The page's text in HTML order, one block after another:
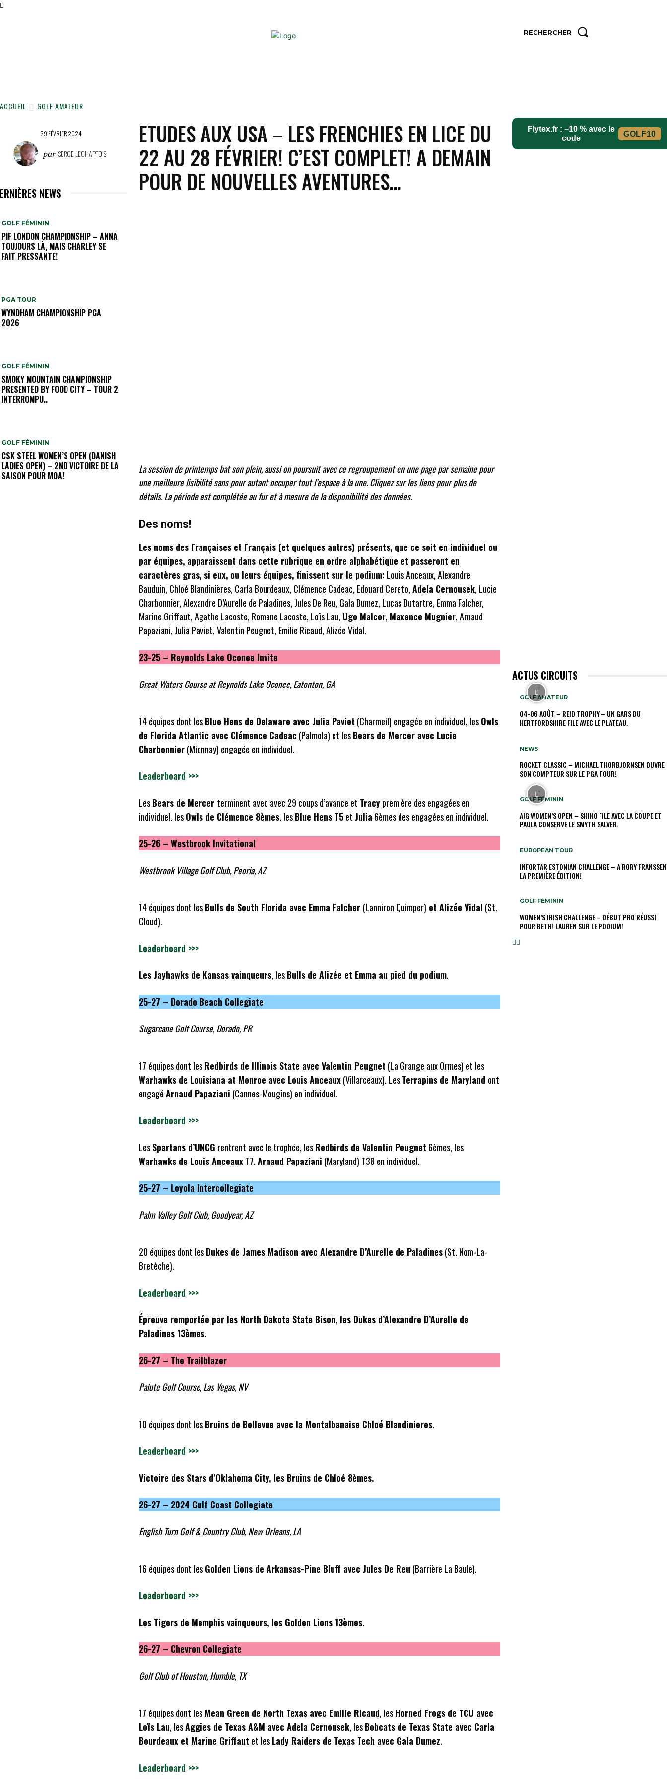
RECHERCHER
ACCUEIL GOLF AMATEUR
29 FÉVRIER 2024
par SERGE LECHAPTOIS
NEWS
GOLF FÉMININ
PIF LONDON CHAMPIONSHIP – ANNA
TOUJOURS LÀ, MAIS CHARLEY SE
FAIT PRESSANTE!
PGA TOUR
WYNDHAM CHAMPIONSHIP PGA
2026
GOLF FÉMININ
SMOKY MOUNTAIN CHAMPIONSHIP
PRESENTED BY FOOD CITY – TOUR 2
INTERROMPU..
GOLF FÉMININ
CSK STEEL WOMEN’S OPEN (DANISH
LADIES OPEN) – 2ND VICTOIRE DE LA
SAISON POUR MOA!
ETUDES AUX USA – LES FRENCHIES EN LICE DU
22 AU 28 FÉVRIER! C’EST COMPLET! A DEMAIN
POUR DE NOUVELLES AVENTURES…
La session de printemps bat son plein, aussi on poursuit avec ce regroupement en une page par semaine pour
une meilleure lisibilité sans pour autant occuper tout l’espace à la une. Cliquez sur les liens pour plus de
détails.La période est complétée au fur et à mesure de la disponibilité des données.
Des noms!
Les noms des Françaises et Français (et quelques autres) présents, que ce soit en individuel ou
par équipes, apparaissent dans cette rubrique en ordre alphabétique et passeront en
caractères gras, si eux, ou leurs équipes, finissent sur le podium: Louis Anceaux, Alexandre
Bauduin, Chloé Blandinières, Carla Bourdeaux, Clémence Cadeac, Edouard Cereto,Adela Cernousek, Lucie
Charbonnier, Alexandre D’Aurelle de Paladines, Jules De Reu, Gala Dumez, Lucas Dutartre, Emma Falcher,
Marine Griffaut, Agathe Lacoste, Romane Lacoste, Loïs Lau, Ugo Malcor, Maxence Mugnier, Arnaud
Papaziani, Julia Paviet, Valentin Peugnet, Emilie Ricaud, Alizée Vidal.
23-25 – Reynolds Lake Oconee Invite
Great Waters Course at Reynolds Lake Oconee, Eatonton, GA
14 équipes dont lesBlue Hens de Delaware avec Julia Paviet (Charmeil) engagée en individuel, lesOwls
de Florida Atlantic avec Clémence Cadeac (Palmola) et lesBears de Mercer avec Lucie
Charbonnier(Mionnay) engagée en individuel.
Leaderboard >>>
LesBears de Mercer terminent avec avec 29 coups d’avance et Tracypremière des engagées en
individuel, lesOwls de Clémence 8èmes, lesBlue Hens T5et Julia 6èmes des engagées en individuel.
25-26 – Westbrook Invitational
Westbrook Village Golf Club, Peoria, AZ
14 équipes dont lesBulls de South Florida avec Emma Falcher (Lanniron Quimper) et Alizée Vidal (St.
Cloud).
Leaderboard >>>
Les Jayhawks de Kansas vainqueurs, lesBulls deAlizée et Emma au pied du podium.
25-27 – Dorado Beach Collegiate
Sugarcane Golf Course, Dorado, PR
17 équipes dont lesRedbirds de Illinois State avec Valentin Peugnet (La Grange aux Ormes) et les
Warhawks de Louisiana at Monroe avec Louis Anceaux(Villarceaux). LesTerrapins de Maryland ont
engagéArnaud Papaziani (Cannes-Mougins) en individuel.
Leaderboard >>>
LesSpartans d’UNCG rentrent avec le trophée, lesRedbirds de Valentin Peugnet 6èmes, les
Warhawks de Louis AnceauxT7.Arnaud Papaziani (Maryland) T38 en individuel.
25-27 – Loyola Intercollegiate
Palm Valley Golf Club, Goodyear, AZ
20 équipes dont lesDukes de James Madison avec Alexandre D’Aurelle de Paladines(St. Nom-La-
Bretèche).
Leaderboard >>>
Épreuve remportée par les North Dakota State Bison, les Dukes d’Alexandre D’Aurelle de
Paladines 13èmes.
26-27 – The Trailblazer
Paiute Golf Course, Las Vegas, NV
10 équipes dont lesBruins de Bellevue avec la Montalbanaise Chloé Blandinieres.
Leaderboard >>>
Victoire des Stars d’Oklahoma City, les Bruins de Chloé 8èmes.
26-27 – 2024 Gulf Coast Collegiate
English Turn Golf & Country Club, New Orleans, LA
16 équipes dont lesGolden Lions de Arkansas-Pine Bluff avec Jules De Reu (Barrière La Baule).
Leaderboard >>>
Les Tigers de Memphis vainqueurs, les Golden Lions 13èmes.
26-27 – Chevron Collegiate
Golf Club of Houston, Humble, TX
17 équipes dont lesMean Green de North Texas avec Emilie Ricaud, lesHorned Frogs de TCU avec
Loïs Lau, lesAggies de Texas A&M avec Adela Cernousek, lesBobcats de Texas State avec Carla
Bourdeaux et Marine Griffaut et lesLady Raiders de Texas Tech avec Gala Dumez.
Leaderboard >>>
Flytex.fr : −10 % avec le
code
GOLF10
ACTUS CIRCUITS
GOLF AMATEUR
04-06 AOÛT – REID TROPHY – UN GARS DU
HERTFORDSHIRE FILE AVEC LE PLATEAU.
NEWS
ROCKET CLASSIC – MICHAEL THORBJORNSEN OUVRE
SON COMPTEUR SUR LE PGA TOUR!
GOLF FÉMININ
AIG WOMEN’S OPEN – SHIHO FILE AVEC LA COUPE ET
PAULA CONSERVE LE SMYTH SALVER.
EUROPEAN TOUR
INFORTAR ESTONIAN CHALLENGE – A RORY FRANSSEN
LA PREMIÈRE ÉDITION!
GOLF FÉMININ
WOMEN’S IRISH CHALLENGE – DÉBUT PRO RÉUSSI
POUR BETH! LAUREN SUR LE PODIUM!